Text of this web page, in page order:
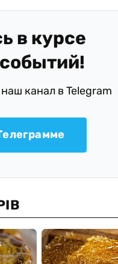
в курсе
канал в Telegram